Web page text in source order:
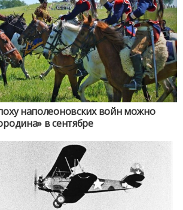
наполеоновских войн можно
в сентябре